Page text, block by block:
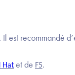
recommandé
Hat et de F5.